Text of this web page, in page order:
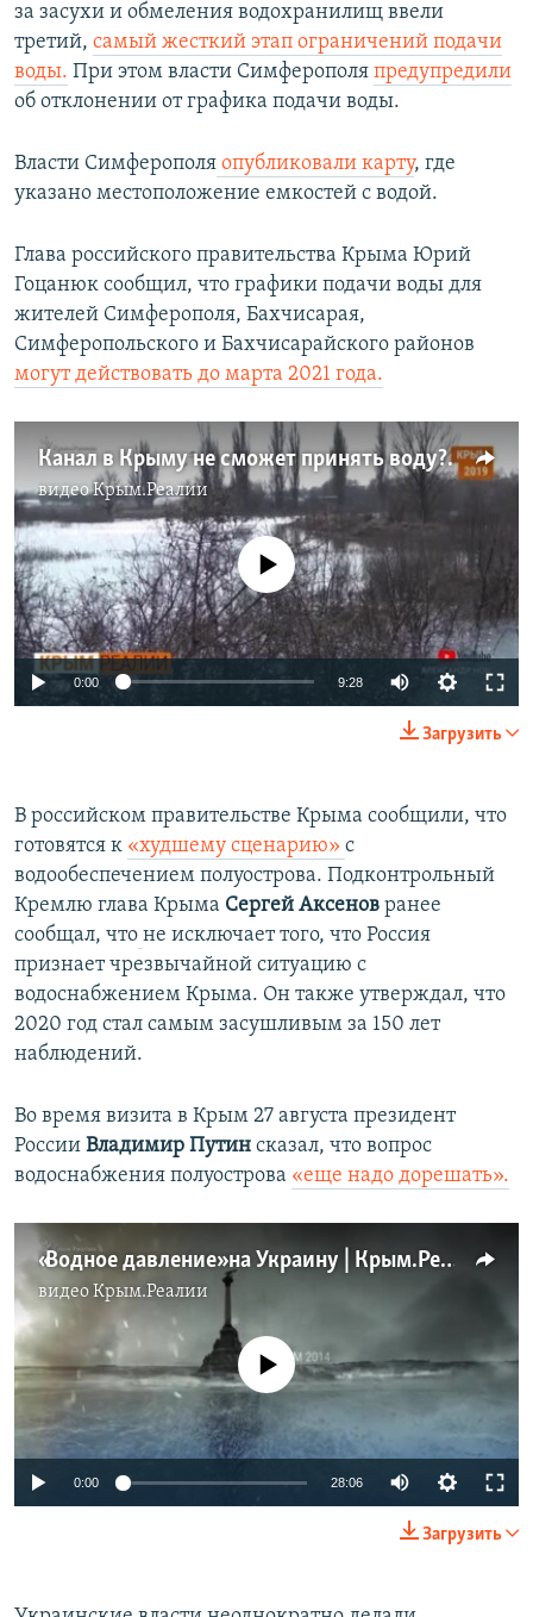
за засухи и обмеления водохранилищ ввели
третий, самый жесткий этап ограничений подачи
воды. При этом власти Симферополя предупредили
об отклонении от графика подачи воды.
Власти Симферополя опубликовали карту, где
указано местоположение емкостей с водой.
Глава российского правительства Крыма Юрий
Гоцанюк сообщил, что графики подачи воды для
жителей Симферополя, Бахчисарая,
Симферопольского и Бахчисарайского районов
могут действовать до марта 2021 года.
Канал в Крыму не сможет принять воду? | Крым.Реалии ТВ (видео)
видеоКрым.Реалии
720p 1080p
No media source currently available
0:00 9:28 Auto
240p
1080p
Загрузить
В российском правительстве Крыма сообщили, что
готовятся к «худшему сценарию» с
водообеспечением полуострова. Подконтрольный
Кремлю глава Крыма Сергей Аксенов ранее
сообщал, что не исключает того, что Россия
признает чрезвычайной ситуацию с
водоснабжением Крыма. Он также утверждал, что
2020 год стал самым засушливым за 150 лет
наблюдений.​
Во время визита в Крым 27 августа президент
России Владимир Путин сказал, что вопрос
водоснабжения полуострова «еще надо дорешать».
«Водное давление» на Украину | Крым.Реалии ТВ (видео)
видеоКрым.Реалии
No media source currently available
0:00 28:06
240p
Загрузить